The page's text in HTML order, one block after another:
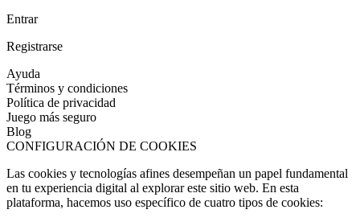
Entrar
Registrarse
Ayuda
Términos y condiciones
Política de privacidad
Juego más seguro
Blog
CONFIGURACIÓN DE COOKIES
Las cookies y tecnologías afines desempeñan un papel fundamental
en tu experiencia digital al explorar este sitio web. En esta
plataforma, hacemos uso específico de cuatro tipos de cookies: